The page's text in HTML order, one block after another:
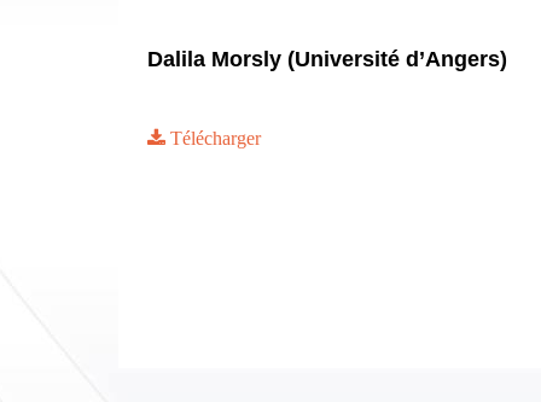
Dalila Morsly (Université d’Angers)
Télécharger